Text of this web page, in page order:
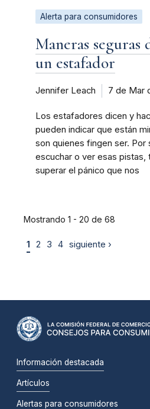
Alerta para consumidores
Maneras seguras
un estafador
Jennifer Leach 7 de Mar
Los estafadores dicen y
pueden indicar que están
son quienes fingen ser. Por
escuchar o ver esas pistas,
superar el pánico que nos
Mostrando 1 - 20 de 68
1 2 3 4 siguiente ›
Información destacada
Artículos
Alertas para consumidores